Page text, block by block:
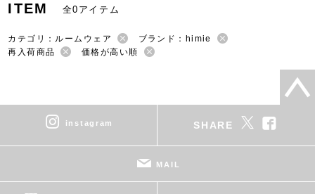
ITEM 全0アイテム
カテゴリ：ルームウェア
ブランド：himie
再入荷商品
価格が高い順
instagram SHARE
MAIL